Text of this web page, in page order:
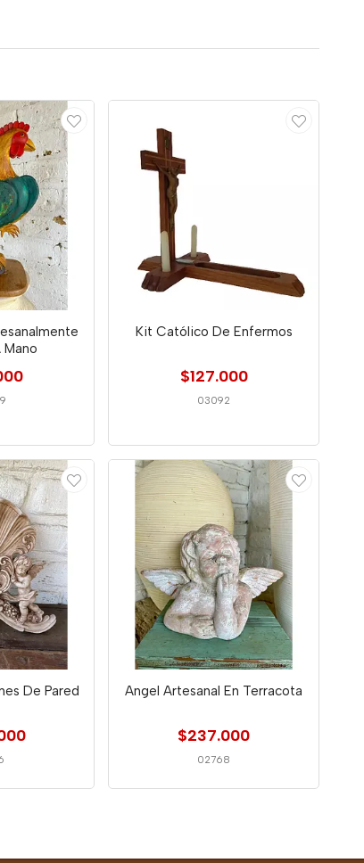
Kit Católico De Enfermos
$127.000
03092
De Pared Angel Artesanal En Terracota
$237.000
02768